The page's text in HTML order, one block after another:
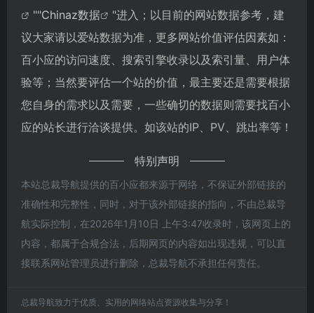
""Chinaz数据
"进入；以目前的网站数据参考，建
议大家请以爱站数据为准，更多网站价值评估因素如：
百小应的访问速度、搜索引擎收录以及索引量、用户体
验等；当然要评估一个站的价值，最主要还是需要根据
您自身的需求以及需要，一些确切的数据则需要找百小
应的站长进行洽谈提供。如该站的IP、PV、跳出率等！
特别声明
本站总裁导航提供的百小应都来源于网络，不保证外部链接的
准确性和完整性，同时，对于该外部链接的指向，不由总裁导
航实际控制，在2026年1月10日 上午3:47收录时，该网页上的
内容，都属于合规合法，后期网页的内容如出现违规，可以直
接联系网站管理员进行删除，总裁导航不承担任何责任。
总裁导航致力于优质、实用的网络站点资源收集与分享！